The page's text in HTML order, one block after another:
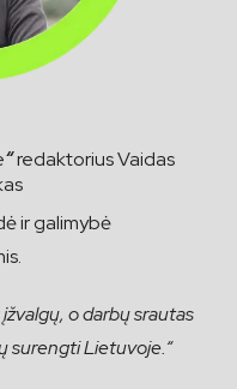
“redaktorius Vaidas
ir galimybė
o darbų srautas
surengti Lietuvoje.“